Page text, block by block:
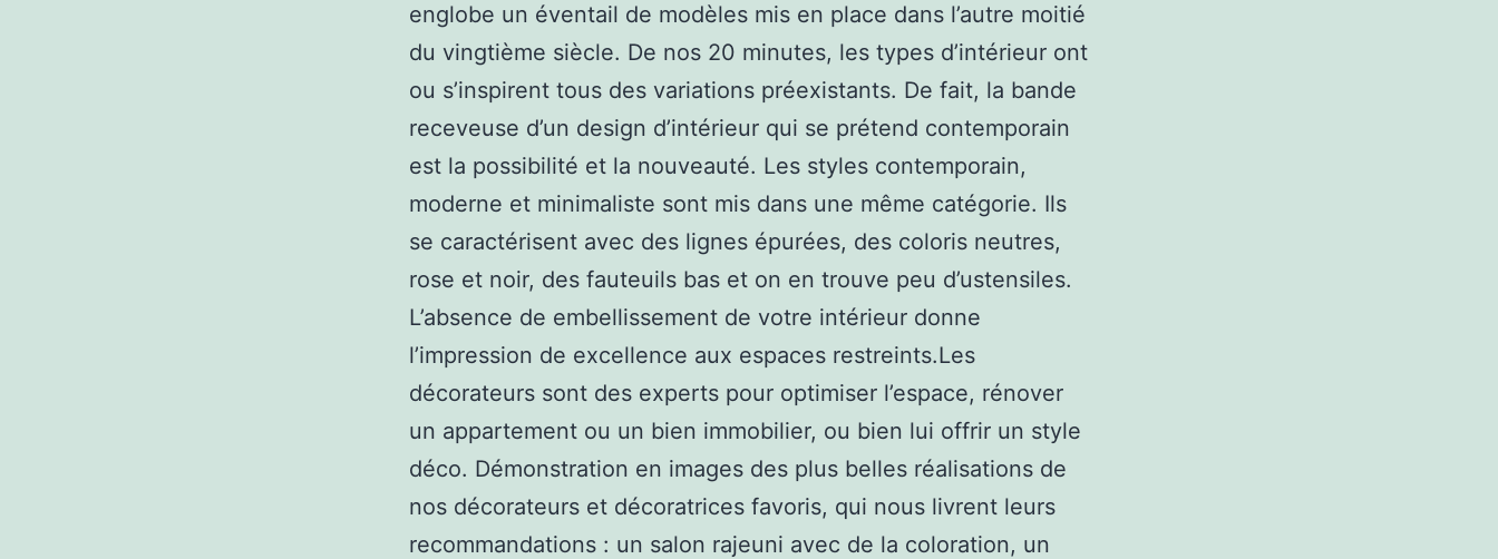
englobe un éventail de modèles mis en place dans l’autre moitié
du vingtième siècle. De nos 20 minutes, les types d’intérieur ont
ou s’inspirent tous des variations préexistants. De fait, la bande
receveuse d’un design d’intérieur qui se prétend contemporain
est la possibilité et la nouveauté. Les styles contemporain,
moderne et minimaliste sont mis dans une même catégorie. Ils
se caractérisent avec des lignes épurées, des coloris neutres,
rose et noir, des fauteuils bas et on en trouve peu d’ustensiles.
L’absence de embellissement de votre intérieur donne
l’impression de excellence aux espaces restreints.Les
décorateurs sont des experts pour optimiser l’espace, rénover
un appartement ou un bien immobilier, ou bien lui offrir un style
déco. Démonstration en images des plus belles réalisations de
nos décorateurs et décoratrices favoris, qui nous livrent leurs
recommandations : un salon rajeuni avec de la coloration, un